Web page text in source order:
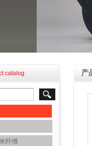
catalog
纤维
产